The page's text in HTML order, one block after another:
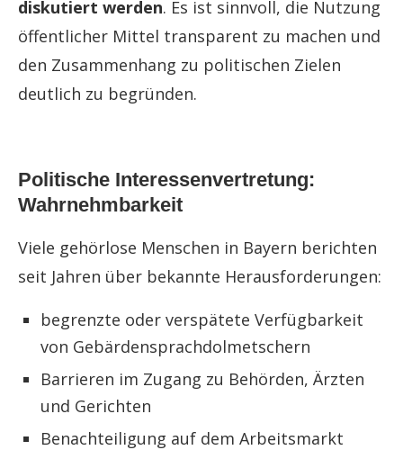
diskutiert werden. Es ist sinnvoll, die Nutzung
öffentlicher Mittel transparent zu machen und
den Zusammenhang zu politischen Zielen
deutlich zu begründen.
Politische Interessenvertretung:
Wahrnehmbarkeit
Viele gehörlose Menschen in Bayern berichten
seit Jahren über bekannte Herausforderungen:
begrenzte oder verspätete Verfügbarkeit
von Gebärdensprachdolmetschern
Barrieren im Zugang zu Behörden, Ärzten
und Gerichten
Benachteiligung auf dem Arbeitsmarkt